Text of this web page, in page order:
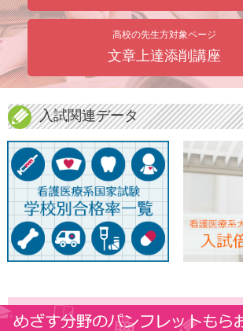
高校の先生方対象ページ
文章上達添削講座
入試関連データ